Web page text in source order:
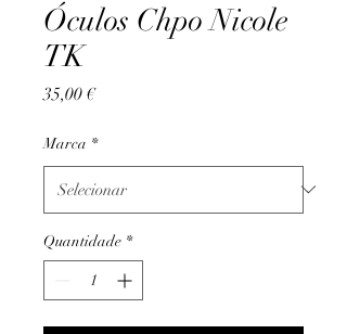
Óculos Chpo Nicole
TK
35,00 €Preço
Marca *
Quantidade *